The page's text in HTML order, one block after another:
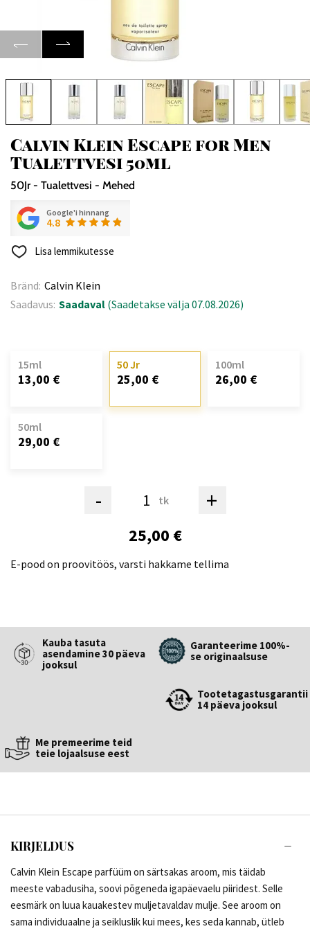
Calvin Klein Escape for Men
Tualettvesi 50ml
50Jr - Tualettvesi - Mehed
Google'i hinnang
4.8
Lisa lemmikutesse
Bränd: Calvin Klein
Saadavus: Saadaval (Saadetakse välja 07.08.2026)
- tk +
15ml
13,00 €
50 Jr
25,00 €
100ml
26,00 €
50ml
29,00 €
25,00 €
E-pood on proovitöös, varsti hakkame tellima
Kauba tasuta
asendamine 30 päeva
jooksul
Garanteerime 100%-
se originaalsuse
Tootetagastusgarantii
14 päeva jooksul
Me premeerime teid
teie lojaalsuse eest
KIRJELDUS
Calvin Klein Escape parfüüm on särtsakas aroom, mis täidab
meeste vabadusiha, soovi põgeneda igapäevaelu piiridest. Selle
eesmärk on luua kauakestev muljetavaldav mulje. See aroom on
sama individuaalne ja seikluslik kui mees, kes seda kannab, ütleb